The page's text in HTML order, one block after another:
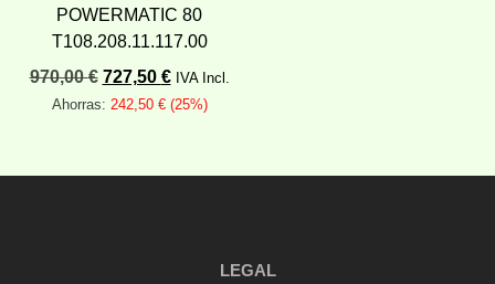
POWERMATIC 80
T108.208.11.117.00
970,00€ 727,50 € IVA Incl.
Ahorras: 242,50 € (25%)
LEGAL